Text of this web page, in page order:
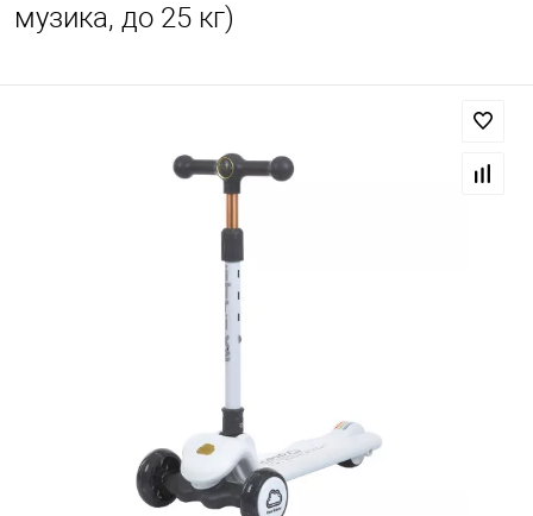
музика, до 25 кг)